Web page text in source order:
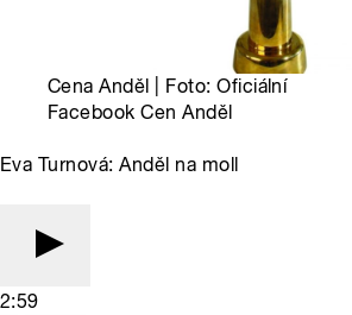
Cena Anděl | Foto: Oficiální
Facebook Cen Anděl
Eva Turnová: Anděl na moll
2:59